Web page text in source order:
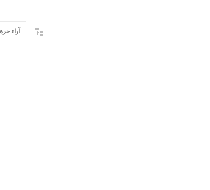
آراء حرة